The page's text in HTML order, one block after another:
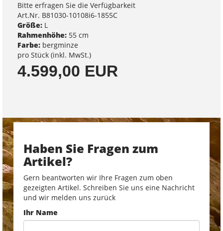
Bitte erfragen Sie die Verfügbarkeit
Art.Nr. B81030-10108i6-1855C
Größe: L
Rahmenhöhe: 55 cm
Farbe: bergminze
pro Stück (inkl. MwSt.)
4.599,00 EUR
Haben Sie Fragen zum
Artikel?
Gern beantworten wir Ihre Fragen zum oben
gezeigten Artikel. Schreiben Sie uns eine Nachricht
und wir melden uns zurück
Ihr Name